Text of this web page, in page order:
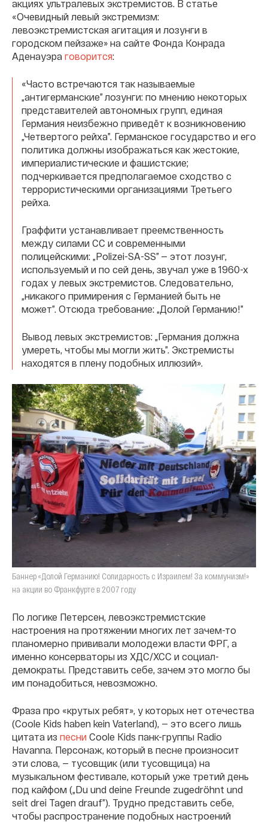
акциях ультралевых экстремистов. В статье
«Очевидный левый экстремизм:
левоэкстремистская агитация и лозунги в
городском пейзаже» на сайте Фонда Конрада
Аденауэра говорится:
«Часто встречаются так называемые
„антигерманские” лозунги: по мнению некоторых
представителей автономных групп, единая
Германия неизбежно приведёт к возникновению
„Четвертого рейха”. Германское государство и его
политика должны изображаться как жестокие,
империалистические и фашистские;
подчеркивается предполагаемое сходство с
террористическими организациями Третьего
рейха.
Граффити устанавливает преемственность
между силами СС и современными
полицейскими: „Polizei-SA-SS” — этот лозунг,
используемый и по сей день, звучал уже в 1960-х
годах у левых экстремистов. Следовательно,
„никакого примирения с Германией быть не
может”. Отсюда требование: „Долой Германию!”
Вывод левых экстремистов: „Германия должна
умереть, чтобы мы могли жить”. Экстремисты
находятся в плену подобных иллюзий».
Баннер «Долой Германию! Солидарность с Израилем! За коммунизм!»
на акции во Франкфурте в 2007 году
По логике Петерсен, левоэкстремистские
настроения на протяжении многих лет зачем-то
планомерно прививали молодежи власти ФРГ, а
именно консерваторы из ХДС/ХСС и социал-
демократы. Представить себе, зачем это могло бы
им понадобиться, невозможно.
Фраза про «крутых ребят», у которых нет отечества
(Coole Kids haben kein Vaterland), — это всего лишь
цитата из песни Coole Kids панк-группы Radio
Havanna. Персонаж, который в песне произносит
эти слова, — тусовщик (или тусовщица) на
музыкальном фестивале, который уже третий день
под кайфом („Du und deine Freunde zugedröhnt und
seit drei Tagen drauf”). Трудно представить себе,
чтобы распространение подобных настроений